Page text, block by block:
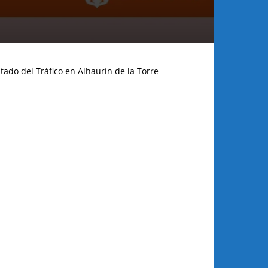
del Tráfico en Alhaurín de la Torre